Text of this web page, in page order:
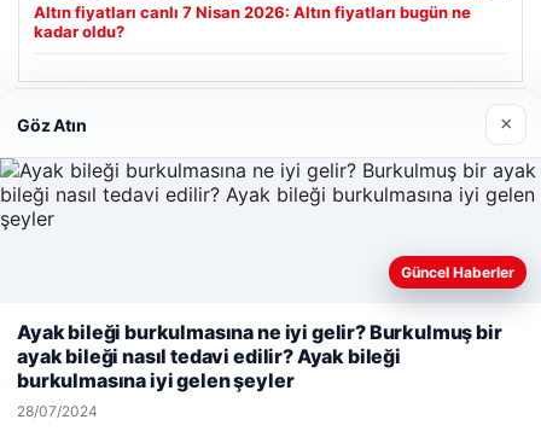
Altın fiyatları canlı 7 Nisan 2026: Altın fiyatları bugün ne
kadar oldu?
Son Eklenen Firmalar
Enes Kaplan Avukatlık Bürosu
28/04/2026
© 2026 Havadis Haber | Güncel Haberler
deneyiminizi kişiselleştirmek ve geliştirmek amacıyla çerezler
kullanıyoruz.Çerez Politikamız
Kabul Et
Göz Atın ×
Güncel Haberler
Ayak bileği burkulmasına ne iyi gelir? Burkulmuş bir
ayak bileği nasıl tedavi edilir? Ayak bileği
burkulmasına iyi gelen şeyler
28/07/2024